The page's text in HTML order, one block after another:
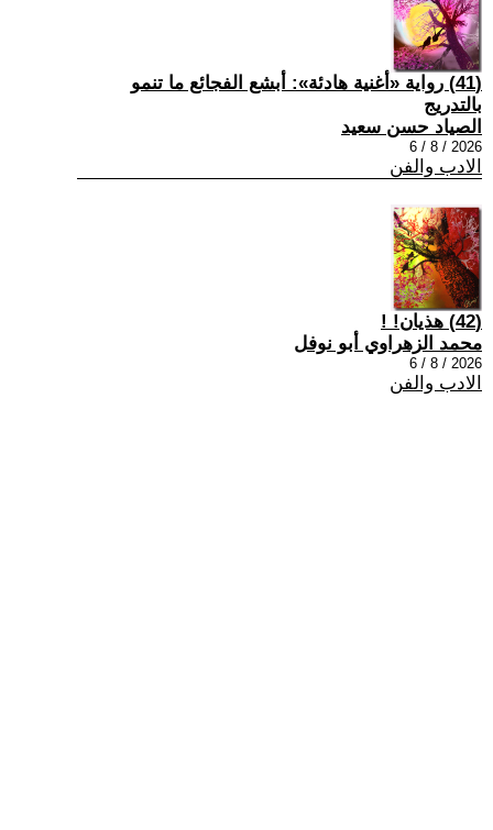
(41) رواية «أغنية هادئة»: أبشع الفجائع ما تنمو
بالتدريج
الصياد حسن سعيد
2026 / 8 / 6
الادب والفن
(42) هذيان! !
محمد الزهراوي أبو نوفل
2026 / 8 / 6
الادب والفن